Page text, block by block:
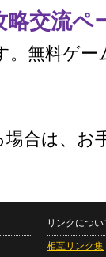
交流ペ
無料ゲー
合は、お
リンクについ
相互リンク集